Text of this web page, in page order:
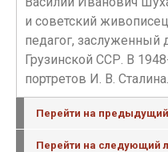
и советский
педагог, заслуженный
Грузинской ССР. В
портретов И. В. Сталина.
Перейти на предыдущий
Перейти на следующий